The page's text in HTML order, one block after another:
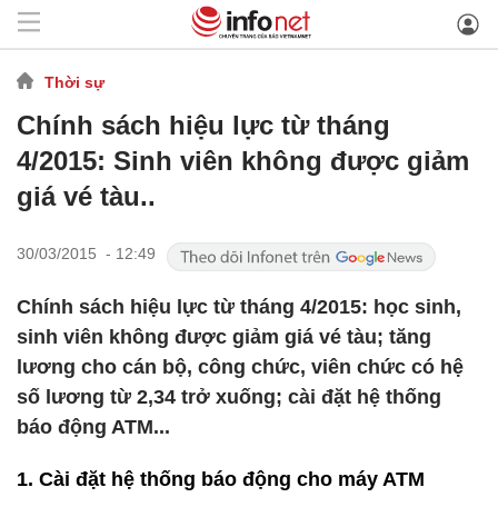
Thời sự
Chính sách hiệu lực từ tháng
4/2015: Sinh viên không được giảm
giá vé tàu..
30/03/2015 - 12:49
Chính sách hiệu lực từ tháng 4/2015: học sinh,
sinh viên không được giảm giá vé tàu; tăng
lương cho cán bộ, công chức, viên chức có hệ
số lương từ 2,34 trở xuống; cài đặt hệ thống
báo động ATM...
1. Cài đặt hệ thống báo động cho máy ATM